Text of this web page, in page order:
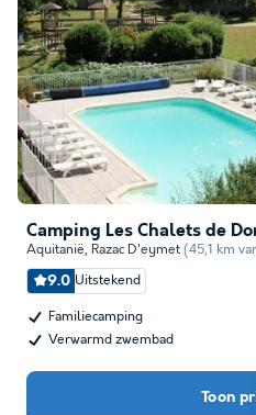
Camping Les Chalets de
Aquitanië, Razac D'eymet (45,1 km
9.0 Uitstekend
Familiecamping
Verwarmd zwembad
Toon